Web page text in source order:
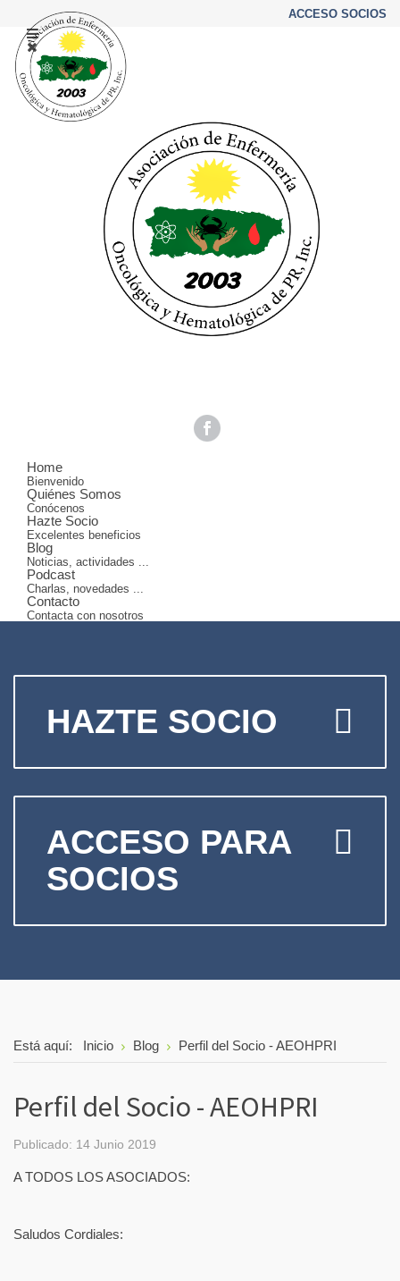
ACCESO SOCIOS
Home
Bienvenido
Quiénes Somos
Conócenos
Hazte Socio
Excelentes beneficios
Blog
Noticias, actividades ...
Podcast
Charlas, novedades ...
Contacto
Contacta con nosotros
HAZTE SOCIO
ACCESO PARA
SOCIOS
Está aquí: Inicio Blog Perfil del Socio - AEOHPRI
Perfil del Socio - AEOHPRI
Publicado: 14 Junio 2019
A TODOS LOS ASOCIADOS:
Saludos Cordiales: